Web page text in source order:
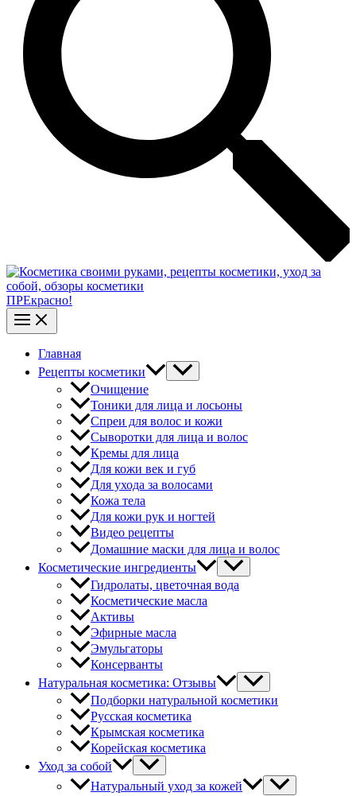
ПРЕкрасно!
Главная
Рецепты косметики
Очищение
Тоники для лица и лосьоны
Спреи для волос и кожи
Сыворотки для лица и волос
Кремы для лица
Для кожи век и губ
Для ухода за волосами
Кожа тела
Для кожи рук и ногтей
Видео рецепты
Домашние маски для лица и волос
Косметические ингредиенты
Гидролаты, цветочная вода
Косметические масла
Активы
Эфирные масла
Эмульгаторы
Консерванты
Натуральная косметика: Отзывы
Подборки натуральной косметики
Русская косметика
Крымская косметика
Корейская косметика
Уход за собой
Натуральный уход за кожей